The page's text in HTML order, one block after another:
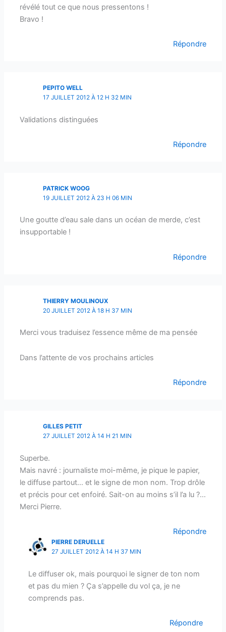
révélé tout ce que nous pressentons !
Bravo !
Répondre
PEPITO WELL
17 JUILLET 2012 À 12 H 32 MIN
Validations distinguées
Répondre
PATRICK WOOG
19 JUILLET 2012 À 23 H 06 MIN
Une goutte d’eau sale dans un océan de merde, c’est
insupportable !
Répondre
THIERRY MOULINOUX
20 JUILLET 2012 À 18 H 37 MIN
Merci vous traduisez l’essence même de ma pensée
Dans l’attente de vos prochains articles
Répondre
GILLES PETIT
27 JUILLET 2012 À 14 H 21 MIN
Superbe.
Mais navré : journaliste moi-même, je pique le papier,
le diffuse partout… et le signe de mon nom. Trop drôle
et précis pour cet enfoiré. Sait-on au moins s’il l’a lu ?…
Merci Pierre.
Répondre
PIERRE DERUELLE
27 JUILLET 2012 À 14 H 37 MIN
Le diffuser ok, mais pourquoi le signer de ton nom
et pas du mien ? Ça s’appelle du vol ça, je ne
comprends pas.
Répondre